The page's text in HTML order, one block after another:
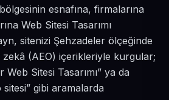
esnafına, firmalarına
Web Sitesi Tasarımı
sitenizi Şehzadeler ölçeğinde
(AEO) içerikleriyle kurgular;
Sitesi Tasarımı” ya da
gibi aramalarda